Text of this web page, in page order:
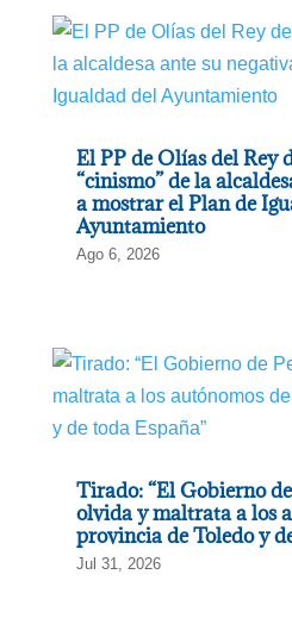
El PP de Olías del Rey
“cinismo” de la
a mostrar el Plan de
Ayuntamiento
Ago 6, 2026
Tirado: “El Gobierno
olvida y maltrata a los
provincia de Toledo y
Jul 31, 2026